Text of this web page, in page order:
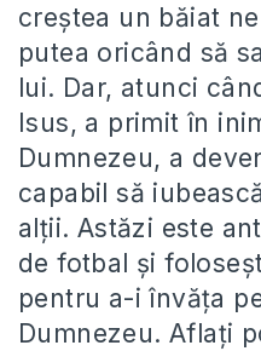
creștea un băiat
putea oricând să
lui. Dar, atunci
Isus, a primit în
Dumnezeu, a
capabil să
alții. Astăzi este
de fotbal și
pentru a-i învăța
Dumnezeu. Aflați